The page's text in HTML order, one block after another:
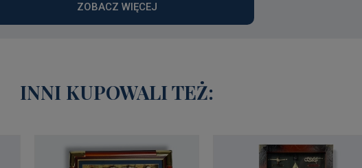
ZOBACZ WIĘCEJ
INNI KUPOWALI TEŻ: